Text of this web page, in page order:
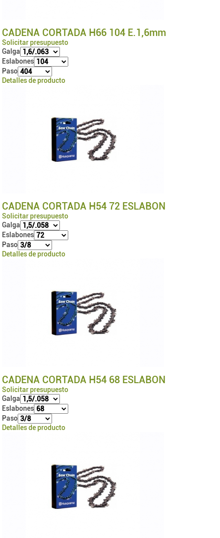
CADENA CORTADA H66 104 E.1,6mm
Solicitar presupuesto
Galga
Eslabones
Paso
Detalles de producto
CADENA CORTADA H54 72 ESLABON
Solicitar presupuesto
Galga
Eslabones
Paso
Detalles de producto
CADENA CORTADA H54 68 ESLABON
Solicitar presupuesto
Galga
Eslabones
Paso
Detalles de producto